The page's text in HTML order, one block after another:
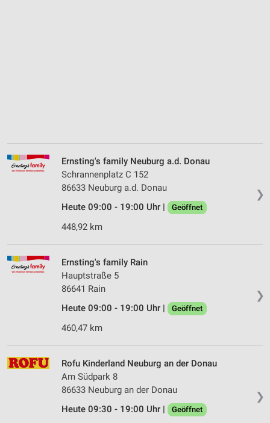
❯
Ernsting's family Neuburg a.d. Donau
Schrannenplatz C 152
86633 Neuburg a.d. Donau
Heute 09:00 - 19:00 Uhr |
Geöffnet
448,92 km
❯
Ernsting's family Rain
Hauptstraße 5
86641 Rain
Heute 09:00 - 19:00 Uhr |
Geöffnet
460,47 km
❯
Rofu Kinderland Neuburg an der Donau
Am Südpark 8
86633 Neuburg an der Donau
Heute 09:30 - 19:00 Uhr |
Geöffnet